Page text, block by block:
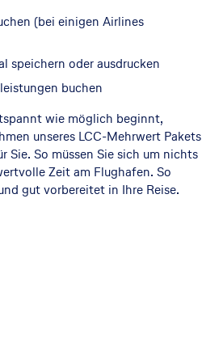
(bei einigen Airlines
speichern oder ausdrucken
buchen
wie möglich beginnt,
unseres LCC-Mehrwert Pakets
Sie. So müssen Sie sich um nichts
Zeit am Flughafen. So
gut vorbereitet in Ihre Reise.